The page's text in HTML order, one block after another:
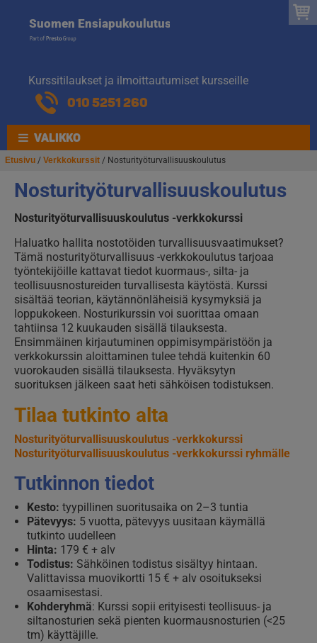
navigointiin
sisältöön
Suomen EnsiapukoulutusSuomen
Kurssitilaukset ja ilmoittautumiset kursseille
010 5251 260
VALIKKO
Etusivu / Verkkokurssit / Nosturityöturvallisuuskoulutus
Nosturityöturvallisuuskoulutus
Nosturityöturvallisuuskoulutus -verkkokurssi
Haluatko hallita nostotöiden turvallisuusvaatimukset?
Tämä nosturityöturvallisuus -verkkokoulutus tarjoaa
työntekijöille kattavat tiedot kuormaus-, silta- ja
teollisuusnostureiden turvallisesta käytöstä. Kurssi
sisältää teorian, käytännönläheisiä kysymyksiä ja
loppukokeen. Nosturikurssin voi suorittaa omaan
tahtiinsa 12 kuukauden sisällä tilauksesta.
Ensimmäinen kirjautuminen oppimisympäristöön ja
verkkokurssin aloittaminen tulee tehdä kuitenkin 60
vuorokauden sisällä tilauksesta. Hyväksytyn
suorituksen jälkeen saat heti sähköisen todistuksen.
Tilaa tutkinto alta
Nosturityöturvallisuuskoulutus -verkkokurssi
Nosturityöturvallisuuskoulutus -verkkokurssi ryhmälle
Tutkinnon tiedot
Kesto: tyypillinen suoritusaika on 2–3 tuntia
Pätevyys: 5 vuotta, pätevyys uusitaan käymällä
tutkinto uudelleen
Hinta: 179 € + alv
Todistus: Sähköinen todistus sisältyy hintaan.
Valittavissa muovikortti 15 € + alv osoitukseksi
osaamisestasi.
Kohderyhmä: Kurssi sopii erityisesti teollisuus- ja
siltanosturien sekä pienten kuormausnosturien (<25
tm) käyttäjille.